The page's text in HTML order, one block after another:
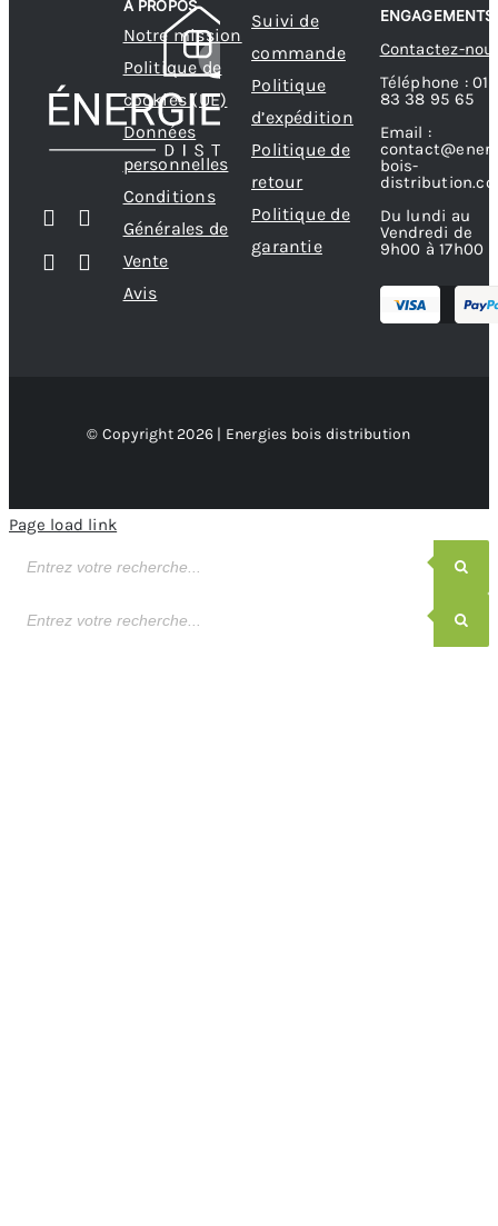
A PROPOS
Notre mission
Politique de
cookies (UE)
Données
personnelles
Conditions
Générales de
Vente
Avis
Suivi de
commande
Politique
d’expédition
Politique de
retour
Politique de
garantie
ENGAGEMENTS
Contactez-
Téléphone : 01
83 38 95 65
Email :
bois-
Du lundi au
Vendredi de
9h00 à 17h00
© Copyright 2026 | Energies bois distribution
Page load link
de
de